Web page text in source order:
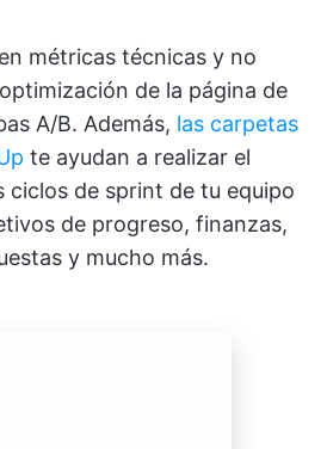
métricas técnicas y no
de la página de
A/B. Además, las carpetas
te ayudan a realizar el
ciclos de sprint de tu equipo
de progreso, finanzas,
y mucho más.